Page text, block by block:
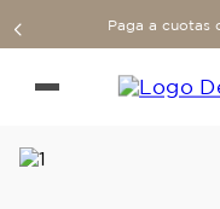
Paga a cuotas